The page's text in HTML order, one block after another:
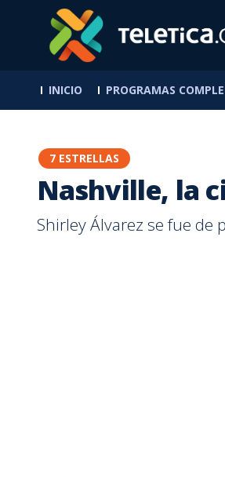
INICIO PROGRAMAS
7 ESTRELLAS
Nashville, la
Shirley Álvarez se fue de